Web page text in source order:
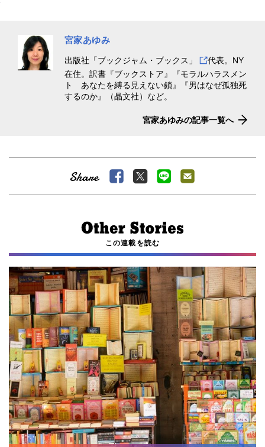
宮家あゆみ
出版社 「ブックジャム・ブックス」
代表。NY
在住。訳書『ブックストア』『モラルハラスメン
ト あなたを縛る見えない鎖』『男はなぜ孤独死
するのか』（晶文社）など。
宮家あゆみの記事一覧へ
この連載を読む